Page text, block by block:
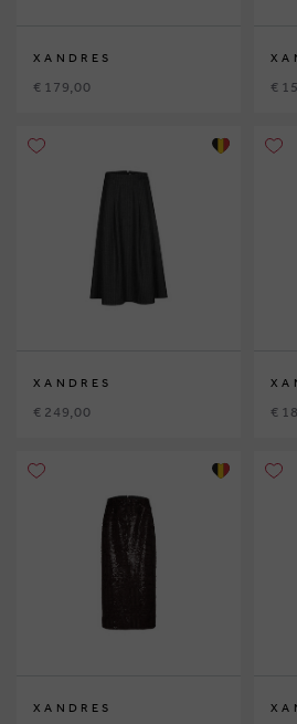
XANDRES
€ 179,00 €
XANDRES
€ 249,00 €
XANDRES